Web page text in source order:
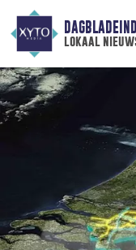
lokaal